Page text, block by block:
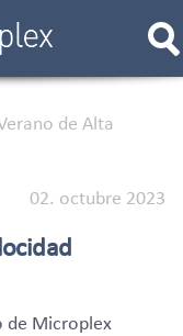
de Alta
02. octubre 2023
de Microplex